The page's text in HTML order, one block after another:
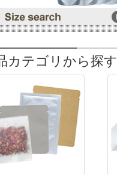
カテゴリから探す